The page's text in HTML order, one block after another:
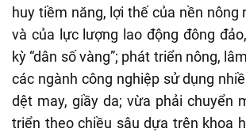
huy tiềm năng, lợi thế của nền nông
và của lực lượng lao động đông
kỳ “dân số vàng”; phát triển nông,
các ngành công nghiệp sử dụng
dệt may, giầy da; vừa phải chuyển
triển theo chiều sâu dựa trên khoa